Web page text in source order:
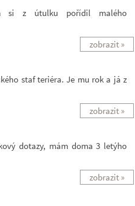
si z útulku pořídil malého
zobrazit »
staf teriéra. Je mu rok a já z
zobrazit »
dotazy, mám doma 3 letýho
zobrazit »